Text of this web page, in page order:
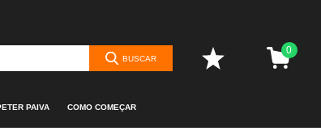
BUSCAR
0
PAIVA COMO COMEÇAR